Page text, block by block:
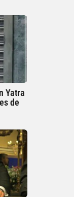
Yatra
de